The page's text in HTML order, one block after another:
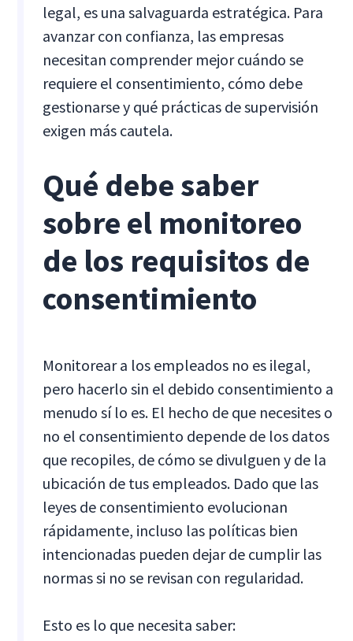
legal, es una salvaguarda estratégica. Para
avanzar con confianza, las empresas
necesitan comprender mejor cuándo se
requiere el consentimiento, cómo debe
gestionarse y qué prácticas de supervisión
exigen más cautela.
Qué debe saber
sobre el monitoreo
de los requisitos de
consentimiento
Monitorear a los empleados no es ilegal,
pero hacerlo sin el debido consentimiento a
menudo sí lo es. El hecho de que necesites o
no el consentimiento depende de los datos
que recopiles, de cómo se divulguen y de la
ubicación de tus empleados. Dado que las
leyes de consentimiento evolucionan
rápidamente, incluso las políticas bien
intencionadas pueden dejar de cumplir las
normas si no se revisan con regularidad.
Esto es lo que necesita saber: